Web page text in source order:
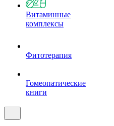
Витаминные
комплексы
Фитотерапия
Гомеопатические
книги